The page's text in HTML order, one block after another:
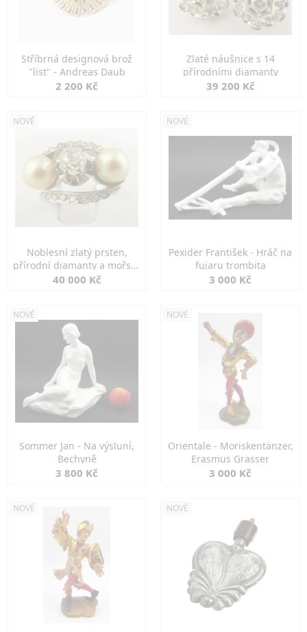
Stříbrná designová brož
"list" - Andreas Daub
2 200 Kč
Zlaté náušnice s 14
přírodními diamanty
39 200 Kč
NOVÉ
Noblesní zlatý prsten,
přírodní diamanty a mořské
perly
40 000 Kč
NOVÉ
Pexider František - Hráč na
fujaru trombita
3 000 Kč
NOVÉ
Sommer Jan - Na výsluní,
Bechyně
3 800 Kč
NOVÉ
Orientale - Moriskentänzer,
Erasmus Grasser
3 000 Kč
NOVÉ NOVÉ